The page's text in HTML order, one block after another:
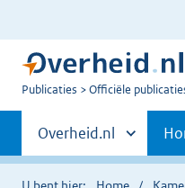
U
Publicaties Officiële
Primaire
navigatie
Andere
sites
binnen
Overheid.nl